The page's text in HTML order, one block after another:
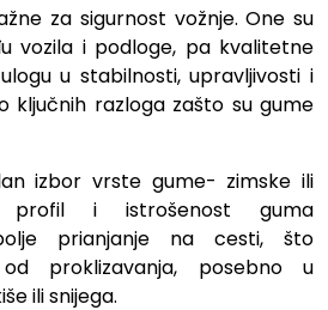
za sigurnost vožnje. One su
vozila i podloge, pa kvalitetne
u stabilnosti, upravljivosti i
ključnih razloga zašto su gume
izbor vrste gume- zimske ili
profil i istrošenost guma
prianjanje na cesti, što
proklizavanja, posebno u
ili snijega.